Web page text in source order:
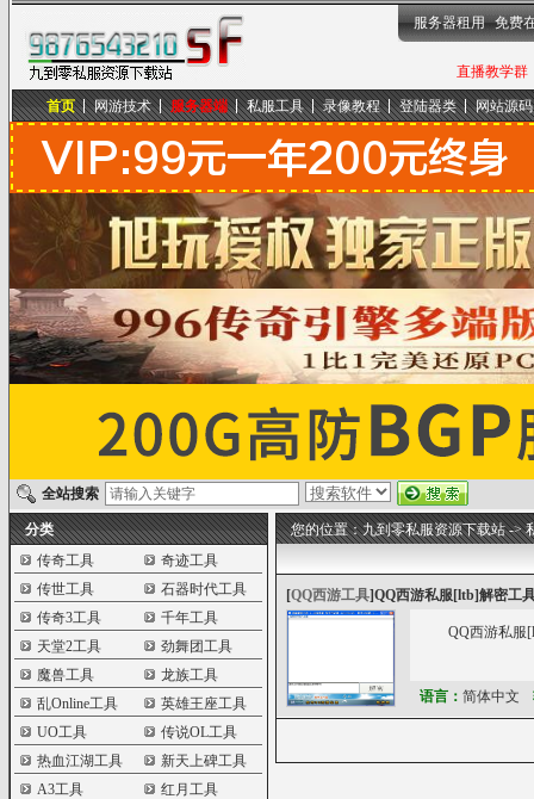
九到零私服资源下载站
直播教学群
服务器租用 免费
首页 网游技术 服务器端 私服工具 录像教程 登陆器类 网站源码
全站搜索
分类
传奇工具
奇迹工具
传世工具
石器时代工具
传奇3工具
千年工具
天堂2工具
劲舞团工具
魔兽工具
龙族工具
乱Online工具
英雄王座工具
UO工具
传说OL工具
热血江湖工具
新天上碑工具
A3工具
红月工具
您的位置：九到零私服资源下载站->
[QQ西游工具]QQ西游私服[ltb]解密工
QQ西游私服
语言： 简体中文